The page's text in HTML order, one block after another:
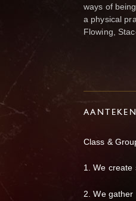
ways of
a physical
Flowing,
Class &
1. We create
2. ⁠We